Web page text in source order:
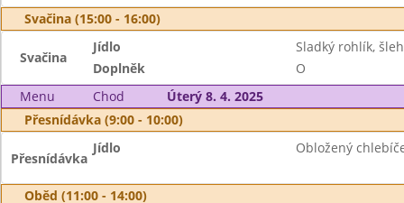
Svačina (15:00 - 16:00)
Svačina
Jídlo
Sladký rohlík,
Doplněk
O
Menu
Chod
Úterý 8. 4. 2025
Přesnídávka (9:00 - 10:00)
Přesnídávka
Jídlo Obložený
Oběd (11:00 - 14:00)